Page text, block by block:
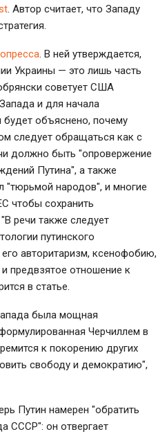
. Автор считает, что Западу
. В ней утверждается,
Украины — это лишь часть
советует США
и для начала
будет объяснено, почему
следует обращаться как с
должно быть "опровержение
Путина", а также
народов", и многие
чтобы сохранить
речи также следует
путинского
авторитаризм, ксенофобию,
предвзятое отношение к
в статье.
была мощная
Черчиллем в
к покорению других
свободу и демократию",
Путин намерен "обратить
СССР": он отвергает